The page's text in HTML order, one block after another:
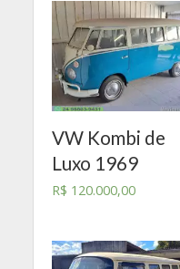
VW Kombi de
Luxo 1969
R$ 120.000,00